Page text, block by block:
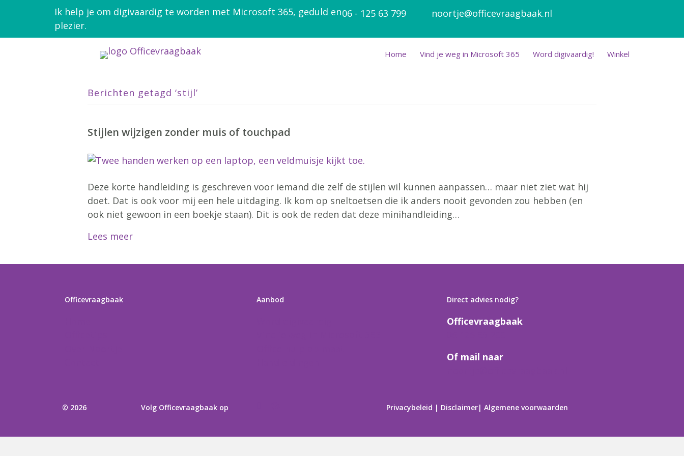
Ik help je om digivaardig te worden met Microsoft 365, geduld en
plezier.
06 - 125 63 799 noortje@officevraagbaak.nl
Home Vind je weg in Microsoft 365 Word digivaardig! Winkel
Berichten getagd ‘stijl’
Stijlen wijzigen zonder muis of touchpad
Deze korte handleiding is geschreven voor iemand die zelf de stijlen wil kunnen aanpassen… maar niet ziet wat hij
doet. Dat is ook voor mij een hele uitdaging. Ik kom op sneltoetsen die ik anders nooit gevonden zou hebben (en
ook niet gewoon in een boekje staan). Dit is ook de reden dat deze minihandleiding…
Lees meer
Officevraagbaak Aanbod Direct advies nodig?
Officevraagbaak
Of mail naar
© 2026 Volg Officevraagbaak op Privacybeleid | Disclaimer| Algemene voorwaarden